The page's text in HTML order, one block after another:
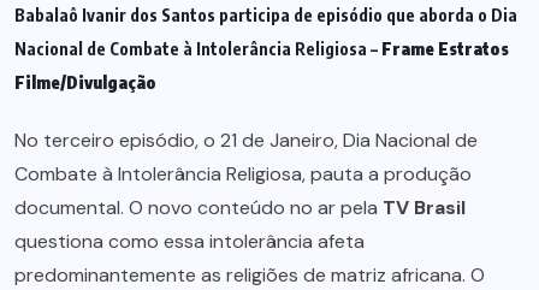
Babalaô Ivanir dos Santos participa de episódio que aborda o Dia
Nacional de Combate à Intolerância Religiosa – Frame Estratos
Filme/Divulgação
No terceiro episódio, o 21 de Janeiro, Dia Nacional de
Combate à Intolerância Religiosa, pauta a produção
documental. O novo conteúdo no ar pela TV Brasil
questiona como essa intolerância afeta
predominantemente as religiões de matriz africana. O